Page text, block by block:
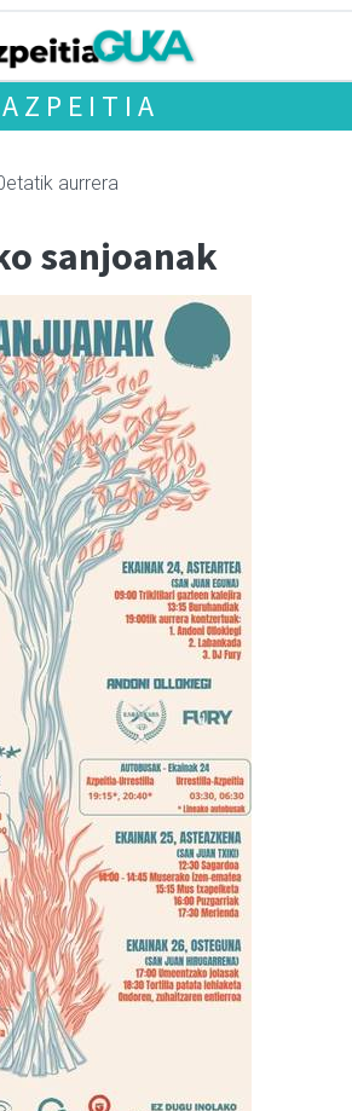
AZPEITIA
aurrera
sanjoanak